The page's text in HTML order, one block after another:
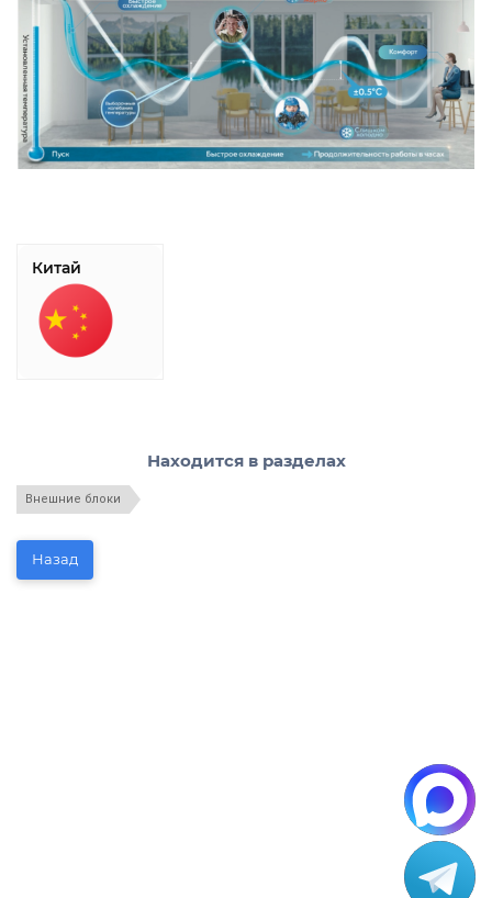
Китай
Находится в разделах
Внешние блоки
Назад